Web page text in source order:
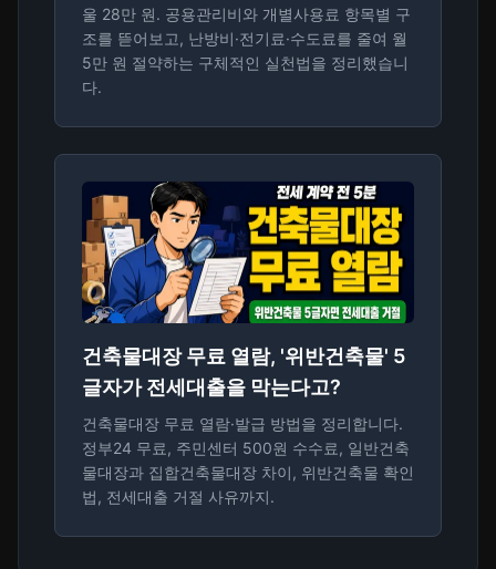
울 28만 원. 공용관리비와 개별사용료 항목별 구
조를 뜯어보고, 난방비·전기료·수도료를 줄여 월
5만 원 절약하는 구체적인 실천법을 정리했습니
다.
건축물대장 무료 열람, '위반건축물' 5
글자가 전세대출을 막는다고?
건축물대장 무료 열람·발급 방법을 정리합니다.
정부24 무료, 주민센터 500원 수수료, 일반건축
물대장과 집합건축물대장 차이, 위반건축물 확인
법, 전세대출 거절 사유까지.